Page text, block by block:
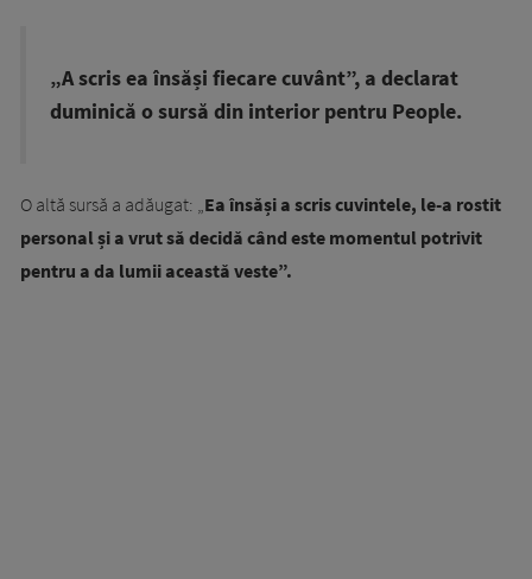
„A scris ea însăși fiecare cuvânt”, a declarat
duminică o sursă din interior pentru People.
O altă sursă a adăugat: „Ea însăși a scris cuvintele, le-a rostit
personal și a vrut să decidă când este momentul potrivit
pentru a da lumii această veste”.